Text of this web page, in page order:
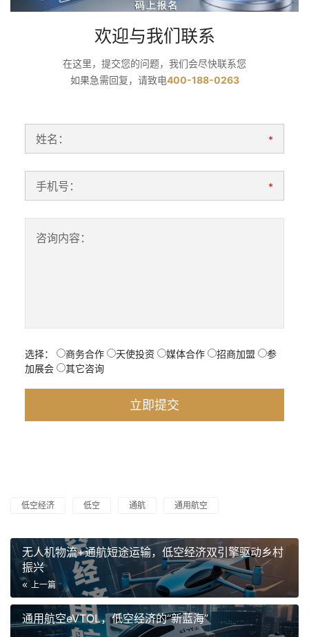
欢迎与我们联系
在这里，提交您的问题，我们会尽快联系您
如果急需回复，请致电400-188-0263
姓名： *
手机号： *
咨询内容：
选择： 商务合作 天使投资 媒体合作 招商加盟
参
加展会
其它咨询
低空经济 低空 通航 通用航空
无人机物流+通航短途运输，低空经济双引擎驱动乡村
振兴
上一篇
通用航空eVTOL，低空经济的“新蓝海”